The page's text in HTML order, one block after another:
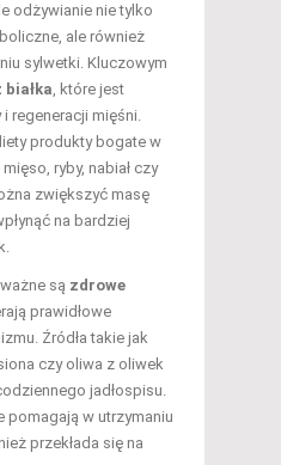
odżywianie nie tylko
ale również
sylwetki. Kluczowym
białka, które jest
regeneracji mięśni.
produkty bogate w
ryby, nabiał czy
zwiększyć masę
na bardziej
są zdrowe
prawidłowe
Źródła takie jak
czy oliwa z oliwek
jadłospisu.
pomagają w utrzymaniu
przekłada się na